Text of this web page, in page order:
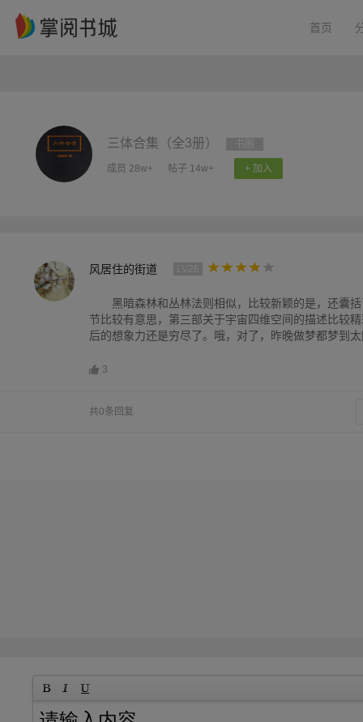
首页
三体合集（全3册）
成员 28w+ 帖子 14w+ + 加入
风居住的街道
黑暗森林和丛林法则相似，比较新颖的是，还囊
节比较有意思，第三部关于宇宙四维空间的描述比较
后的想象力还是穷尽了。哦，对了，昨晚做梦都梦到
3
共0条回复